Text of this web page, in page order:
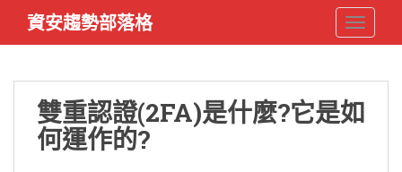
i
資安趨勢部落格
雙重認證(2FA)是什麼?它是如
何運作的?